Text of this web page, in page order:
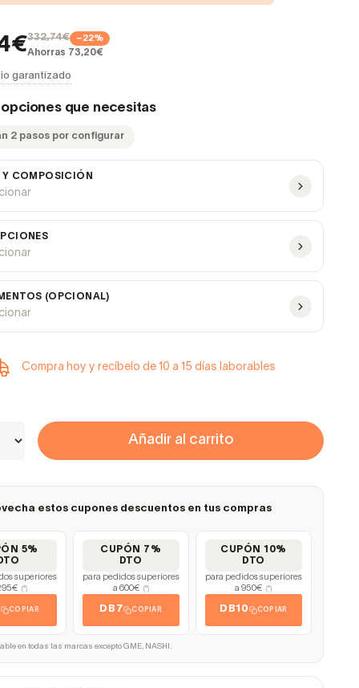
332,74€ −22%
Ahorras 73,20€
garantizado
opciones que necesitas
2 pasos por configurar
Y COMPOSICIÓN
(OPCIONAL)
Compra hoy y recíbelo de 10 a 15 días laborables
Añadir al carrito
estos cupones descuentos en tus compras
5%
superiores
(*)
COPIAR
CUPÓN 7%
DTO
para pedidos superiores
a 600€
(*)
DB7 COPIAR
CUPÓN 10%
DTO
para pedidos superiores
a 950€
(*)
DB10 COPIAR
en todas las marcas excepto GME, NASHI.